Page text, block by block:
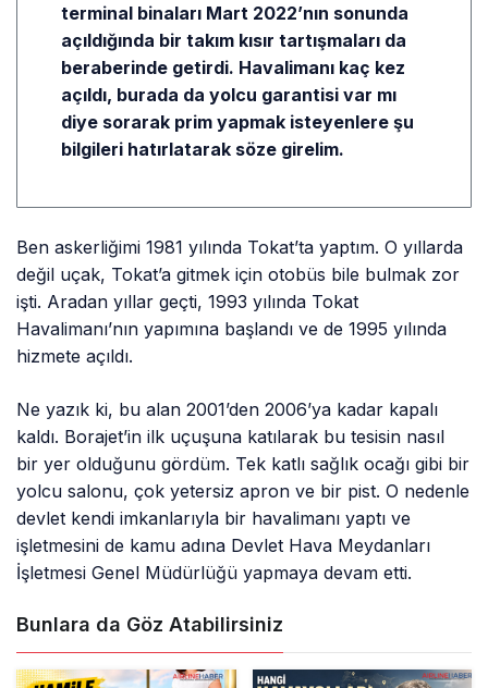
terminal binaları Mart 2022’nın sonunda
açıldığında bir takım kısır tartışmaları da
beraberinde getirdi. Havalimanı kaç kez
açıldı, burada da yolcu garantisi var mı
diye sorarak prim yapmak isteyenlere şu
bilgileri hatırlatarak söze girelim.
Ben askerliğimi 1981 yılında Tokat’ta yaptım. O yıllarda
değil uçak, Tokat’a gitmek için otobüs bile bulmak zor
işti. Aradan yıllar geçti, 1993 yılında Tokat
Havalimanı’nın yapımına başlandı ve de 1995 yılında
hizmete açıldı.
Ne yazık ki, bu alan 2001’den 2006’ya kadar kapalı
kaldı. Borajet’in ilk uçuşuna katılarak bu tesisin nasıl
bir yer olduğunu gördüm. Tek katlı sağlık ocağı gibi bir
yolcu salonu, çok yetersiz apron ve bir pist. O nedenle
devlet kendi imkanlarıyla bir havalimanı yaptı ve
işletmesini de kamu adına Devlet Hava Meydanları
İşletmesi Genel Müdürlüğü yapmaya devam etti.
Bunlara da Göz Atabilirsiniz